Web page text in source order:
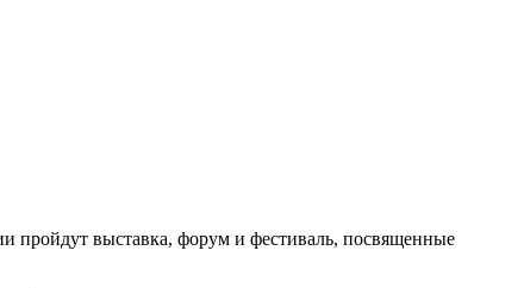
пройдут выставка, форум и фестиваль, посвященные